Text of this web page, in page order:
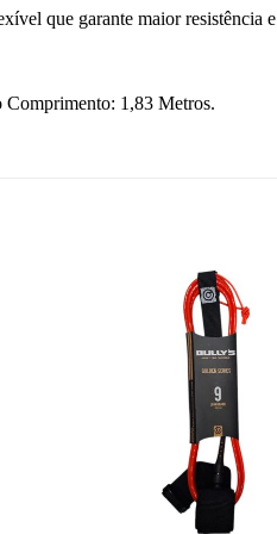
que garante maior resistência e
Comprimento: 1,83 Metros.